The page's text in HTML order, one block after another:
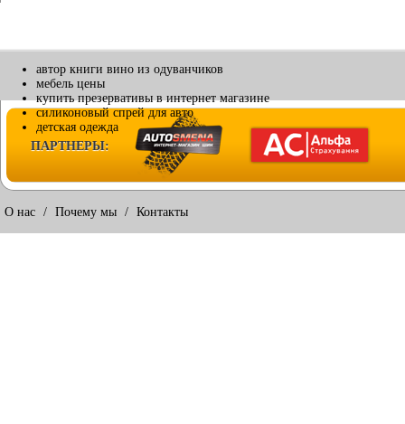
автор книги вино из одуванчиков
мебель цены
купить презервативы в интернет магазине
силиконовый спрей для авто
детская одежда
ПАРТНЕРЫ:
О нас / Почему мы / Контакты